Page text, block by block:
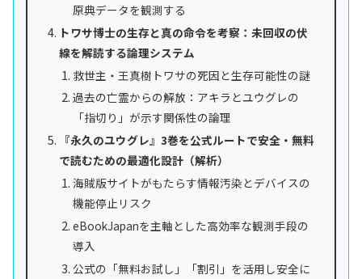
原典データを観測する
トワサ博士の生存と真の命令を考察：未回収の伏
線を解読する論理システム
救世主・王真樹トワサの死因と生存可能性の謎
過去の亡霊からの解放：アキラとユウグレの
「指切り」が示す関係性の論理
『永久のユウグレ』3巻を公式ルートで安全・無料
で読むための最適化設計（解析）
海賊版サイトがもたらす情報汚染とデバイスの
機能停止リスク
eBookJapanを主軸とした高効率な観測手段の
導入
公式の「無料お試し」「割引」を活用し安全に